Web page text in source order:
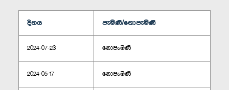
දිනය පැමිණි/නොපැමිණි
2024-07-23 නොපැමිණි
2024-05-17 නොපැමිණි